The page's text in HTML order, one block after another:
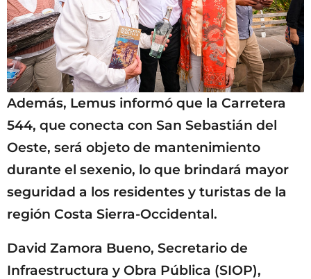
Además, Lemus informó que la Carretera
544, que conecta con San Sebastián del
Oeste, será objeto de mantenimiento
durante el sexenio, lo que brindará mayor
seguridad a los residentes y turistas de la
región Costa Sierra-Occidental.
David Zamora Bueno, Secretario de
Infraestructura y Obra Pública (SIOP),